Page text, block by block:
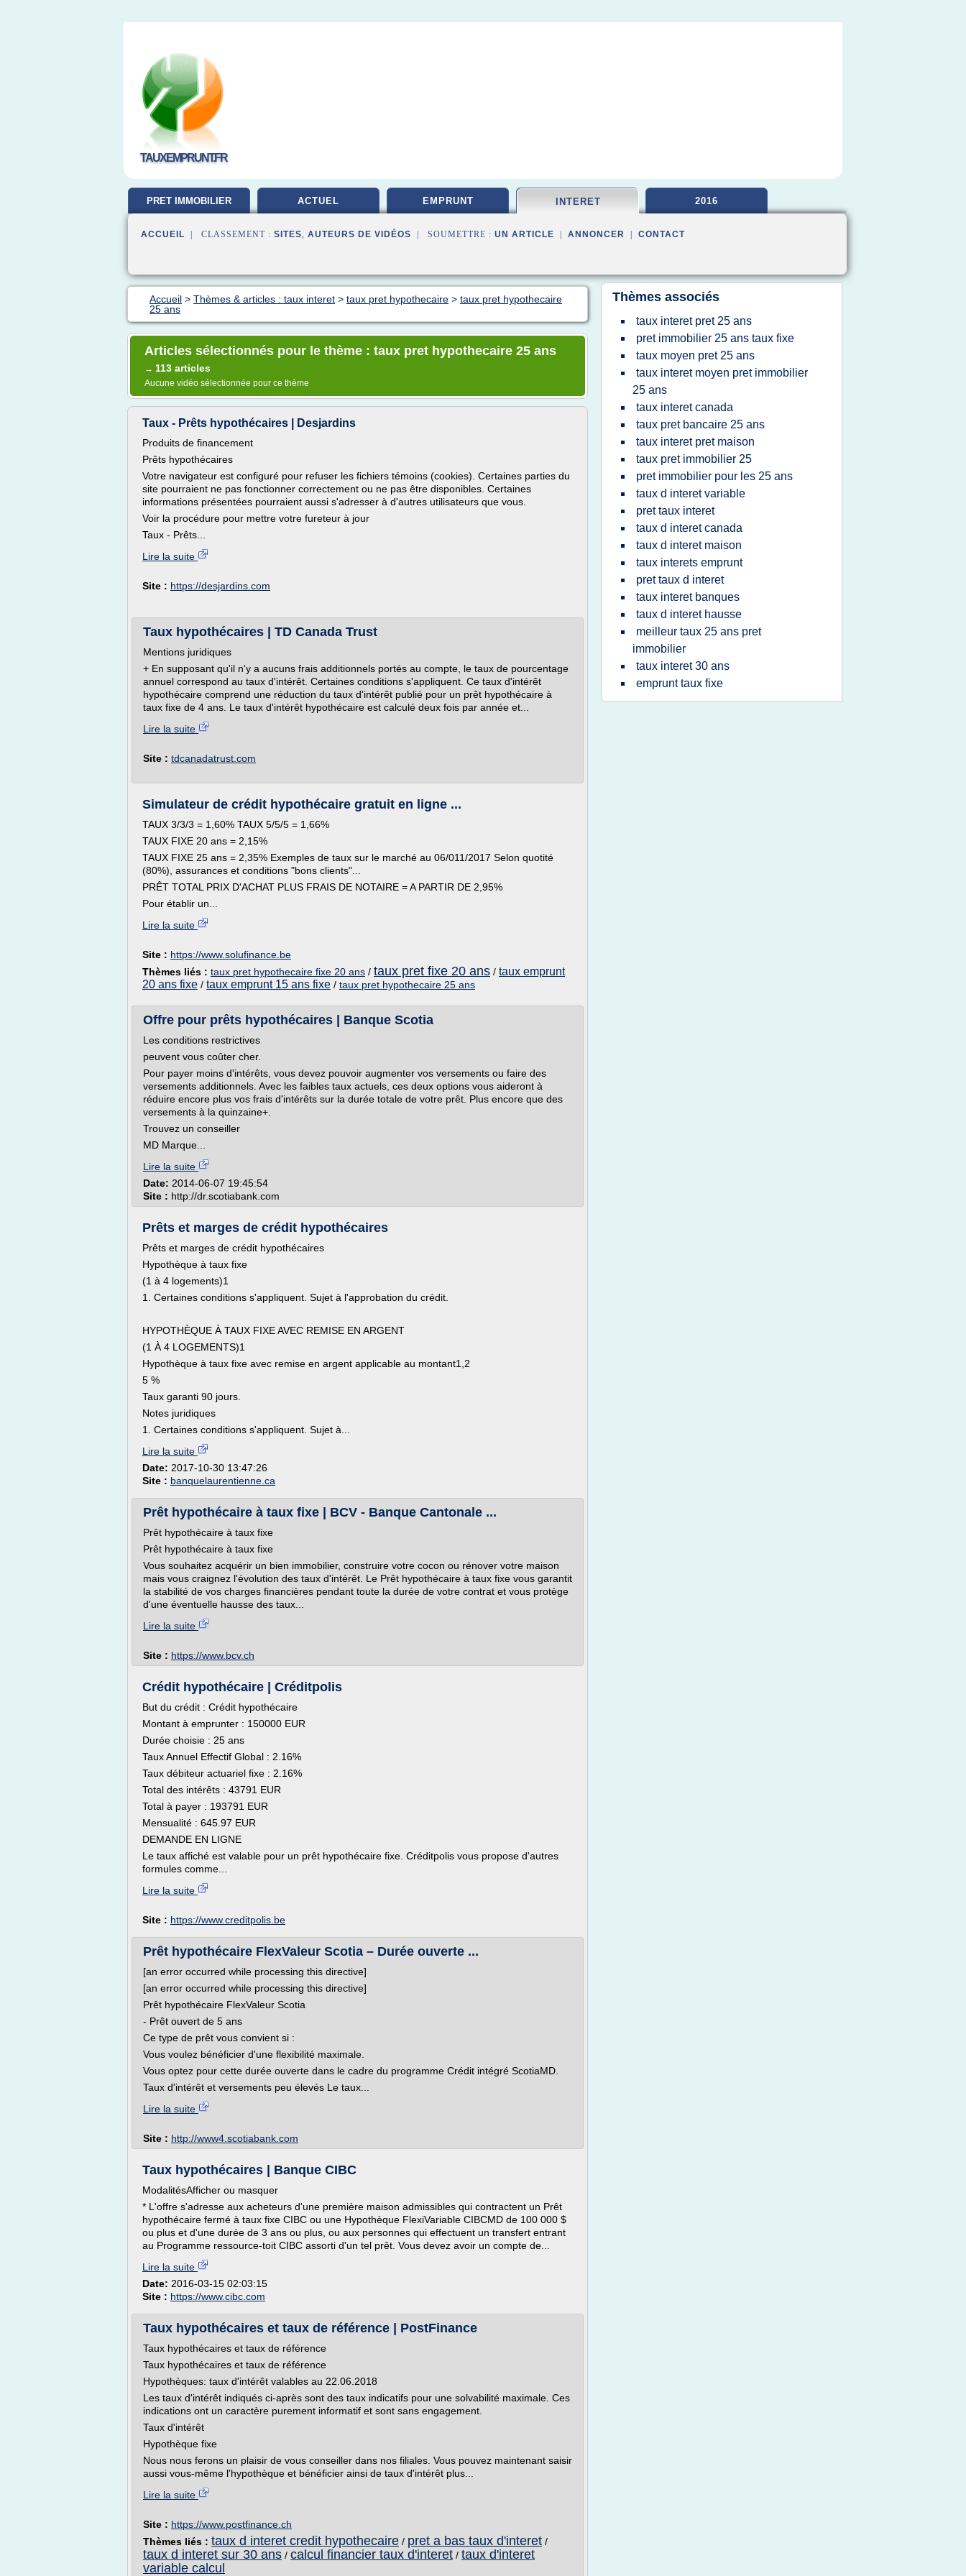
TAUXEMPRUNT.FR
PRET IMMOBILIER ACTUEL EMPRUNT INTERET 2016
ACCUEIL | CLASSEMENT : SITES, AUTEURS DE VIDÉOS | SOUMETTRE : UN ARTICLE ANNONCER CONTACT
Accueil > Thèmes & articles : taux interet > taux pret hypothecaire > taux pret hypothecaire
25 ans
Articles sélectionnés pour le thème : taux pret hypothecaire 25 ans
→ 113 articles
Aucune vidéo sélectionnée pour ce thème
Taux - Prêts hypothécaires | Desjardins
Produits de financement
Prêts hypothécaires
Votre navigateur est configuré pour refuser les fichiers témoins (cookies). Certaines parties du
site pourraient ne pas fonctionner correctement ou ne pas être disponibles. Certaines
informations présentées pourraient aussi s'adresser à d'autres utilisateurs que vous.
Voir la procédure pour mettre votre fureteur à jour
Taux - Prêts...
Lire la suite
Site : https://desjardins.com
Taux hypothécaires | TD Canada Trust
Mentions juridiques
+ En supposant qu'il n'y a aucuns frais additionnels portés au compte, le taux de pourcentage
annuel correspond au taux d'intérêt. Certaines conditions s'appliquent. Ce taux d'intérêt
hypothécaire comprend une réduction du taux d'intérêt publié pour un prêt hypothécaire à
taux fixe de 4 ans. Le taux d'intérêt hypothécaire est calculé deux fois par année et...
Lire la suite
Site : tdcanadatrust.com
Simulateur de crédit hypothécaire gratuit en ligne ...
TAUX 3/3/3 = 1,60% TAUX 5/5/5 = 1,66%
TAUX FIXE 20 ans = 2,15%
TAUX FIXE 25 ans = 2,35% Exemples de taux sur le marché au 06/011/2017 Selon quotité
(80%), assurances et conditions "bons clients"...
PRÊT TOTAL PRIX D'ACHAT PLUS FRAIS DE NOTAIRE = A PARTIR DE 2,95%
Pour établir un...
Lire la suite
Site : https://www.solufinance.be
Thèmes liés : taux pret hypothecaire fixe 20 ans / taux pret fixe 20 ans / taux emprunt
20 ans fixe / taux emprunt 15 ans fixe / taux pret hypothecaire 25 ans
Offre pour prêts hypothécaires | Banque Scotia
Les conditions restrictives
peuvent vous coûter cher.
Pour payer moins d'intérêts, vous devez pouvoir augmenter vos versements ou faire des
versements additionnels. Avec les faibles taux actuels, ces deux options vous aideront à
réduire encore plus vos frais d'intérêts sur la durée totale de votre prêt. Plus encore que des
versements à la quinzaine+.
Trouvez un conseiller
MD Marque...
Lire la suite
Date: 2014-06-07 19:45:54
Site : http://dr.scotiabank.com
Prêts et marges de crédit hypothécaires
Prêts et marges de crédit hypothécaires
Hypothèque à taux fixe
(1 à 4 logements)1
1. Certaines conditions s'appliquent. Sujet à l'approbation du crédit.
HYPOTHÈQUE À TAUX FIXE AVEC REMISE EN ARGENT
(1 À 4 LOGEMENTS)1
Hypothèque à taux fixe avec remise en argent applicable au montant1,2
5 %
Taux garanti 90 jours.
Notes juridiques
1. Certaines conditions s'appliquent. Sujet à...
Lire la suite
Date: 2017-10-30 13:47:26
Site : banquelaurentienne.ca
Prêt hypothécaire à taux fixe | BCV - Banque Cantonale ...
Prêt hypothécaire à taux fixe
Prêt hypothécaire à taux fixe
Vous souhaitez acquérir un bien immobilier, construire votre cocon ou rénover votre maison
mais vous craignez l'évolution des taux d'intérêt. Le Prêt hypothécaire à taux fixe vous garantit
la stabilité de vos charges financières pendant toute la durée de votre contrat et vous protège
d'une éventuelle hausse des taux...
Lire la suite
Site : https://www.bcv.ch
Crédit hypothécaire | Créditpolis
But du crédit : Crédit hypothécaire
Montant à emprunter : 150000 EUR
Durée choisie : 25 ans
Taux Annuel Effectif Global : 2.16%
Taux débiteur actuariel fixe : 2.16%
Total des intérêts : 43791 EUR
Total à payer : 193791 EUR
Mensualité : 645.97 EUR
DEMANDE EN LIGNE
Le taux affiché est valable pour un prêt hypothécaire fixe. Créditpolis vous propose d'autres
formules comme...
Lire la suite
Site : https://www.creditpolis.be
Prêt hypothécaire FlexValeur Scotia – Durée ouverte ...
[an error occurred while processing this directive]
[an error occurred while processing this directive]
Prêt hypothécaire FlexValeur Scotia
- Prêt ouvert de 5 ans
Ce type de prêt vous convient si :
Vous voulez bénéficier d'une flexibilité maximale.
Vous optez pour cette durée ouverte dans le cadre du programme Crédit intégré ScotiaMD.
Taux d'intérêt et versements peu élevés Le taux...
Lire la suite
Site : http://www4.scotiabank.com
Taux hypothécaires | Banque CIBC
ModalitésAfficher ou masquer
* L'offre s'adresse aux acheteurs d'une première maison admissibles qui contractent un Prêt
hypothécaire fermé à taux fixe CIBC ou une Hypothèque FlexiVariable CIBCMD de 100 000 $
ou plus et d'une durée de 3 ans ou plus, ou aux personnes qui effectuent un transfert entrant
au Programme ressource-toit CIBC assorti d'un tel prêt. Vous devez avoir un compte de...
Lire la suite
Date: 2016-03-15 02:03:15
Site : https://www.cibc.com
Taux hypothécaires et taux de référence | PostFinance
Taux hypothécaires et taux de référence
Taux hypothécaires et taux de référence
Hypothèques: taux d'intérêt valables au 22.06.2018
Les taux d'intérêt indiqués ci-après sont des taux indicatifs pour une solvabilité maximale. Ces
indications ont un caractère purement informatif et sont sans engagement.
Taux d'intérêt
Hypothèque fixe
Nous nous ferons un plaisir de vous conseiller dans nos filiales. Vous pouvez maintenant saisir
aussi vous-même l'hypothèque et bénéficier ainsi de taux d'intérêt plus...
Lire la suite
Site : https://www.postfinance.ch
Thèmes liés : taux d interet credit hypothecaire / pret a bas taux d'interet /
taux d interet sur 30 ans / calcul financier taux d'interet / taux d'interet
variable calcul
Thèmes associés
taux interet pret 25 ans
pret immobilier 25 ans taux fixe
taux moyen pret 25 ans
taux interet moyen pret immobilier
25 ans
taux interet canada
taux pret bancaire 25 ans
taux interet pret maison
taux pret immobilier 25
pret immobilier pour les 25 ans
taux d interet variable
pret taux interet
taux d interet canada
taux d interet maison
taux interets emprunt
pret taux d interet
taux interet banques
taux d interet hausse
meilleur taux 25 ans pret
immobilier
taux interet 30 ans
emprunt taux fixe